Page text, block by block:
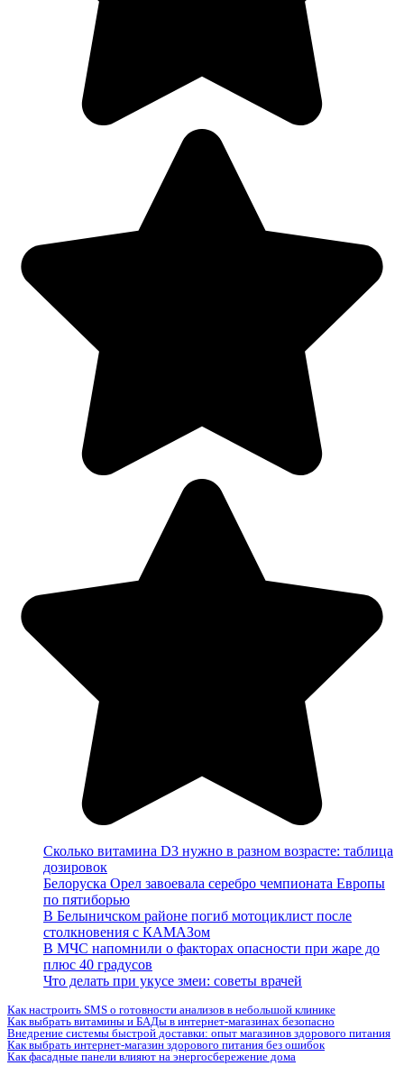
Сколько витамина D3 нужно в разном возрасте: таблица
дозировок
Белоруска Орел завоевала серебро чемпионата Европы
по пятиборью
В Белыничском районе погиб мотоциклист после
столкновения с КАМАЗом
В МЧС напомнили о факторах опасности при жаре до
плюс 40 градусов
Что делать при укусе змеи: советы врачей
Как настроить SMS о готовности анализов в небольшой клинике
Как выбрать витамины и БАДы в интернет-магазинах безопасно
Внедрение системы быстрой доставки: опыт магазинов здорового питания
Как выбрать интернет-магазин здорового питания без ошибок
Как фасадные панели влияют на энергосбережение дома